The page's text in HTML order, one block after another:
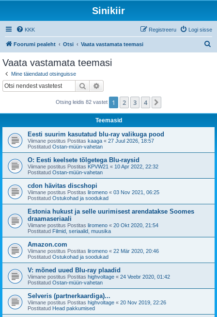
Sinikiir
KKK Logi sisse
Registreeru
Foorumi pealeht Otsi Vaata vastamata teemasi
Vaata vastamata teemasi
Mine täiendatud otsinguisse
Otsi
Otsing leidis 82 vastet 1 2 3 4
Teemasid
Eesti suurim kasutatud blu-ray valikuga pood
Viimane postitus Postitas kaaga « 27 Juul 2026, 18:57
Postitatud Ostan-müün-vahetan
O: Eesti keelsete tõlgetega Blu-raysid
Viimane postitus Postitas KPVW21 « 10 Apr 2022, 22:32
Postitatud Ostan-müün-vahetan
cdon hävitas discshopi
Viimane postitus Postitas liromeno « 03 Nov 2021, 06:25
Postitatud Ostukohad ja soodukad
Estonia hukust ja selle uurimisest arendatakse Soomes
draamaseriaali
Viimane postitus Postitas liromeno « 20 Okt 2020, 21:54
Postitatud Filmid, seriaalid, muusika
Amazon.com
Viimane postitus Postitas liromeno « 22 Mär 2020, 20:46
Postitatud Ostukohad ja soodukad
V: mõned uued Blu-ray plaadid
Viimane postitus Postitas highvoltage « 24 Veebr 2020, 01:42
Postitatud Ostan-müün-vahetan
Selveris (partnerkaardiga)...
Viimane postitus Postitas highvoltage « 20 Nov 2019, 22:26
Postitatud Head pakkumised